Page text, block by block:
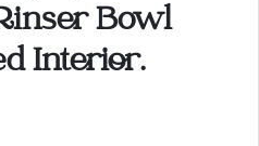
Bowl
Interior.